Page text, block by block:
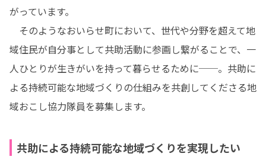
がっています。
そのようなおいらせ町において、世代や分野を超えて地
域住民が自分事として共助活動に参画し繋がることで、一
人ひとりが生きがいを持って暮らせるために──。共助に
よる持続可能な地域づくりの仕組みを共創してくださる地
域おこし協力隊員を募集します。
共助による持続可能な地域づくりを実現したい